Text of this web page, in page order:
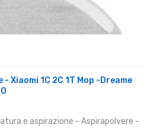
Xiaomi 1C 2C 1T Mop -Dreame
e aspirazione - Aspirapolvere -